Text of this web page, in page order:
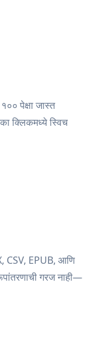
पेक्षा जास्त
क्लिकमध्ये स्विच
CSV, EPUB, आणि
गरज नाही—